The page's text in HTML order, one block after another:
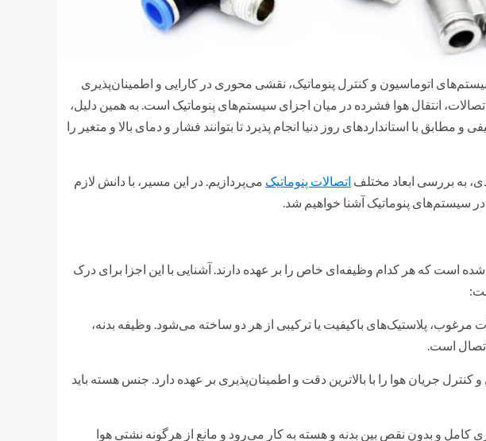
اتوماسیون و کنترل پنوماتیک، نقشی محوری در کارایی و اطمینان‌پذیری
انتقال هوا فشرده در میان اجزای سیستم‌های پنوماتیک است. به همین دلیل،
مطابق با استانداردهای روز دنیا انجام پذیرد تا بتوانند فشار و دمای بالا و متغیر را
به بررسی ابعاد مختلف اتصالات پنوماتیک می‌پردازیم. در این مسیر، با دانش لازم
سیستم‌های پنوماتیک آشنا خواهیم شد.
است که هر کدام وظیفه‌ای خاص را بر عهده دارند. آشنایی با این اجزا برای درک
پلاستیک‌های باکیفیت یا ترکیبی از هر دو ساخته می‌شود. وظیفه بدنه،
است.
جریان هوا را با بالاترین دقت و اطمینان‌پذیری بر عهده دارد. جنس هسته باید
کامل و بدون نقص بین بدنه و هسته به کار می‌رود و مانع از هرگونه نشتی هوا